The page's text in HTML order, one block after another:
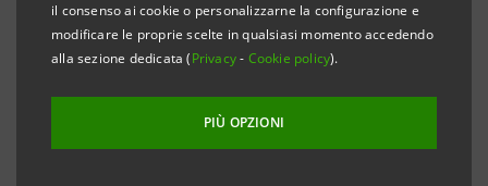
il consenso ai cookie o personalizzarne la configurazione e
modificare le proprie scelte in qualsiasi momento accedendo
alla sezione dedicata (Privacy- Cookie policy).
PIÙ OPZIONI